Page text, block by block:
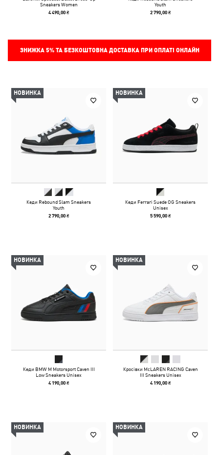
Sneakers Women
4 490,00 ₴
Youth
2 790,00 ₴
ЗНИЖКА 5%ТА БЕЗКОШТОВНА ДОСТАВКА ПРИ ОПЛАТІ ОНЛАЙН
НОВИНКА
Кеди Rebound Slam Sneakers
Youth
2 790,00 ₴
НОВИНКА
Кеди Ferrari Suede OG Sneakers
Unisex
5 590,00 ₴
НОВИНКА
Кеди BMW M Motorsport Caven III
Low Sneakers Unisex
4 190,00 ₴
НОВИНКА
Кросівки McLAREN RACING Caven
III Sneakers Unisex
4 190,00 ₴
НОВИНКА НОВИНКА